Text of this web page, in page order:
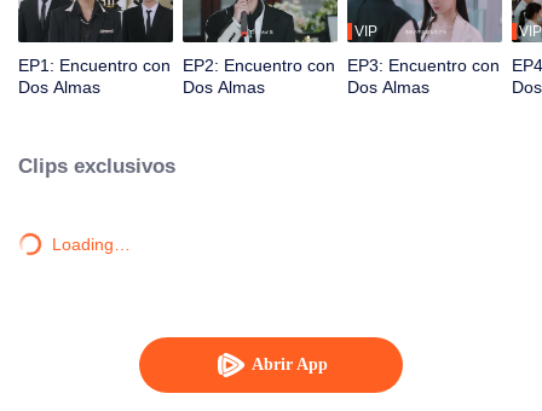
Abrir App
EP1: Encuentro con
Dos Almas
EP2: Encuentro con
Dos Almas
VIP
EP3: Encuentro con
Dos Almas
VIP
Clips exclusivos
Loading…